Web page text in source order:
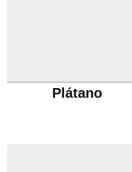
Plátano